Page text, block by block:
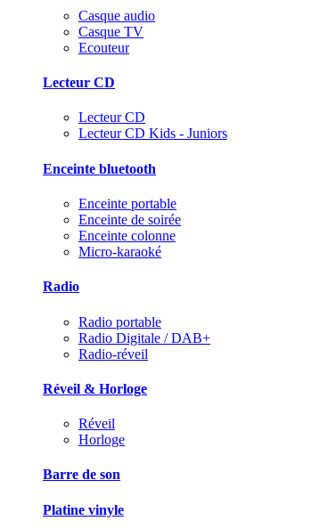
Casque audio
Casque TV
Ecouteur
Lecteur CD
Lecteur CD
Lecteur CD Kids - Juniors
Enceinte bluetooth
Enceinte portable
Enceinte de soirée
Enceinte colonne
Micro-karaoké
Radio
Radio portable
Radio Digitale / DAB+
Radio-réveil
Réveil & Horloge
Réveil
Horloge
Barre de son
Platine vinyle